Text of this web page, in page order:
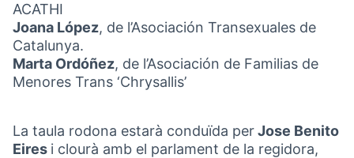
ACATHI
Joana López, de l’Asociación Transexuales de
Catalunya.
Marta Ordóñez, de l’Asociación de Familias de
Menores Trans ‘Chrysallis’
La taula rodona estarà conduïda perJose Benito
Eires i clourà amb el parlament de la regidora,